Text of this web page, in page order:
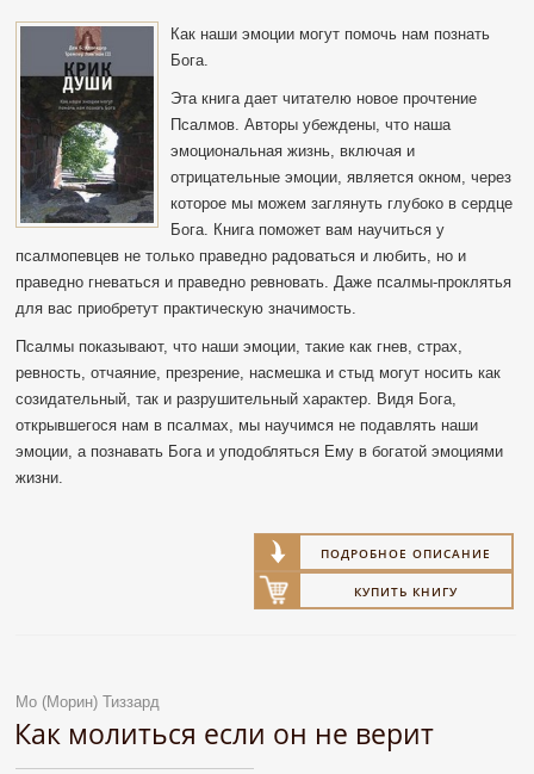
Как наши эмоции могут помочь нам познать
Бога.
Эта книга дает читателю новое прочтение
Псалмов. Авторы убеждены, что наша
эмоциональная жизнь, включая и
отрицательные эмоции, является окном, через
которое мы можем заглянуть глубоко в сердце
Бога. Книга поможет вам научиться у
псалмопевцев не только праведно радоваться и любить, но и
праведно гневаться и праведно ревновать. Даже псалмы-проклятья
для вас приобретут практическую значимость.
Псалмы показывают, что наши эмоции, такие как гнев, страх,
ревность, отчаяние, презрение, насмешка и стыд могут носить как
созидательный, так и разрушительный характер. Видя Бога,
открывшегося нам в псалмах, мы научимся не подавлять наши
эмоции, а познавать Бога и уподобляться Ему в богатой эмоциями
жизни.
ПОДРОБНОЕ ОПИСАНИЕ
КУПИТЬ КНИГУ
Мо (Морин) Тиззард
Как молиться если он не верит